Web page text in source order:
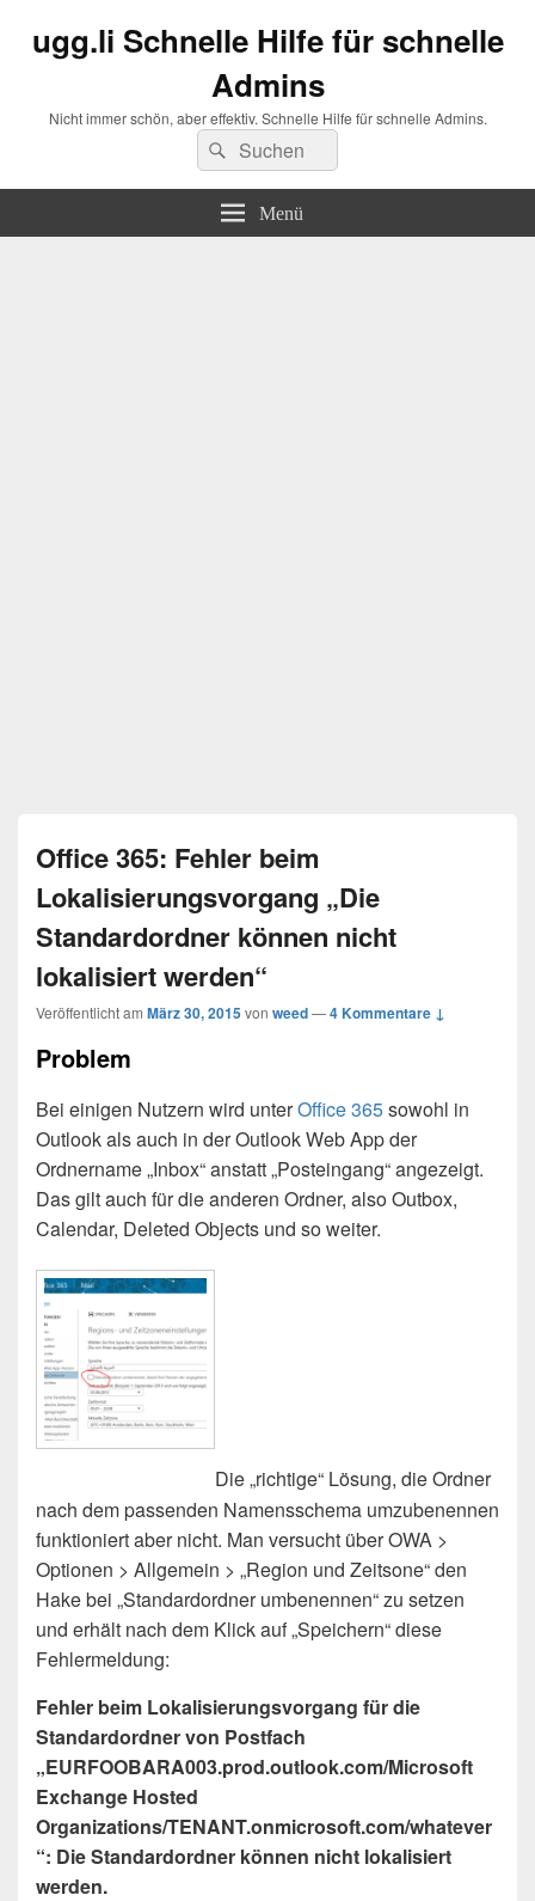
ugg.li Schnelle Hilfe für schnelle
Admins
Nicht immer schön, aber effektiv. Schnelle Hilfe für schnelle Admins.
Suchen
nach:
Suchen
Menü
Office 365: Fehler beim
Lokalisierungsvorgang „Die
Standardordner können nicht
lokalisiert werden“
Veröffentlicht am März 30, 2015von weed—4 Kommentare ↓
Problem
Bei einigen Nutzern wird unterOffice 365sowohl in
Outlook als auch in der Outlook Web App der
Ordnername „Inbox“ anstatt „Posteingang“ angezeigt.
Das gilt auch für die anderen Ordner, also Outbox,
Calendar, Deleted Objects und so weiter.
Die „richtige“ Lösung, die Ordner
nach dem passenden Namensschema umzubenennen
funktioniert aber nicht. Man versucht über OWA >
Optionen > Allgemein > „Region und Zeitsone“ den
Hake bei „Standardordner umbenennen“ zu setzen
und erhält nach dem Klick auf „Speichern“ diese
Fehlermeldung:
Fehler beim Lokalisierungsvorgang für die
Standardordner von Postfach
„EURFOOBARA003.prod.outlook.com/Microsoft
Exchange Hosted
Organizations/TENANT.onmicrosoft.com/whatever
“: Die Standardordner können nicht lokalisiert
werden.